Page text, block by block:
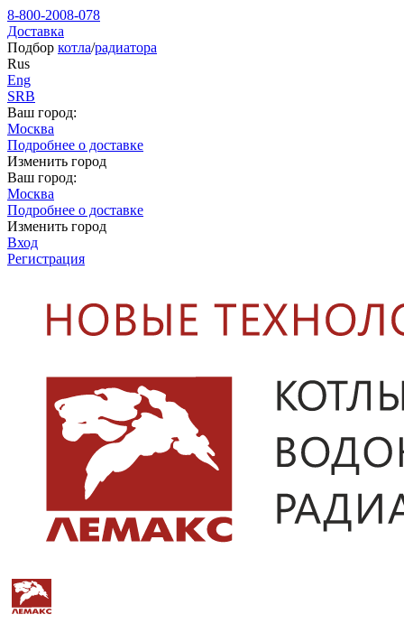
8-800-2008-078
Доставка
Подбор котла/радиатора
Rus
Eng
SRB
Ваш город:
Москва
Подробнее о доставке
Изменить город
Ваш город:
Москва
Подробнее о доставке
Изменить город
Вход
Регистрация